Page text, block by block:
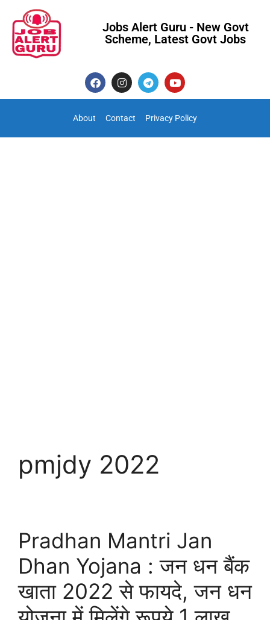
Jobs Alert Guru - New Govt
Scheme, Latest Govt Jobs
About Contact Privacy Policy
pmjdy 2022
Pradhan Mantri Jan
Dhan Yojana : जन धन बैंक
खाता 2022 से फायदे, जन धन